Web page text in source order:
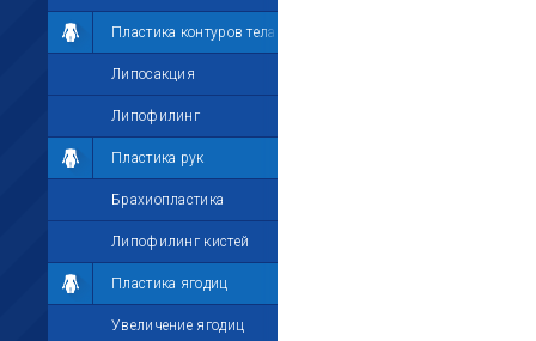
Пластика контуров тела
Липосакция
Липофилинг
Пластика рук
Брахиопластика
Липофилинг кистей
Пластика ягодиц
Увеличение ягодиц